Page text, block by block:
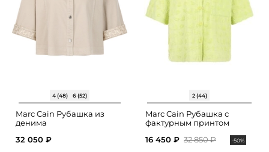
4 (48) 6 (52)
Marc Cain Рубашка из
денима
32 050 ₽
2 (44)
Marc Cain Рубашка с
фактурным принтом
16 450 ₽ 32 850 ₽ -50%